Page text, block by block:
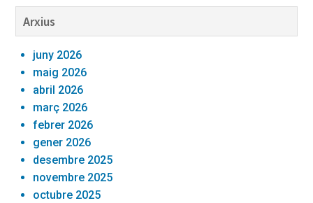
Barra
lateral
primària
Arxius
juny 2026
maig 2026
abril 2026
març 2026
febrer 2026
gener 2026
desembre 2025
novembre 2025
octubre 2025